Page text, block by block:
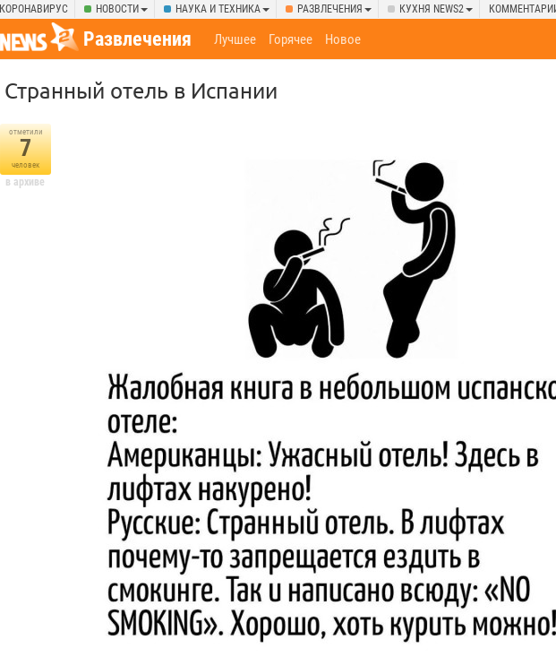
КОРОНАВИРУС НОВОСТИ НАУКА И ТЕХНИКА РАЗВЛЕЧЕНИЯ КУХНЯ NEWS2
Развлечения Лучшее Горячее Новое
Странный отель в Испании
отметили
7
человек
в архиве